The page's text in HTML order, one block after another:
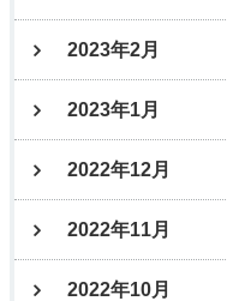
2023年2月
2023年1月
2022年12月
2022年11月
2022年10月